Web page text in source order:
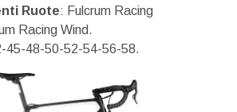
Ruote: Fulcrum Racing
Racing Wind.
45-48-50-52-54-56-58.